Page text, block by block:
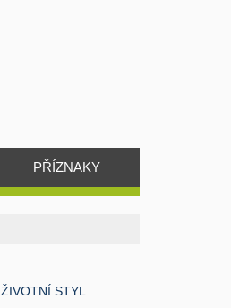
PŘÍZNAKY
ŽIVOTNÍ STYL